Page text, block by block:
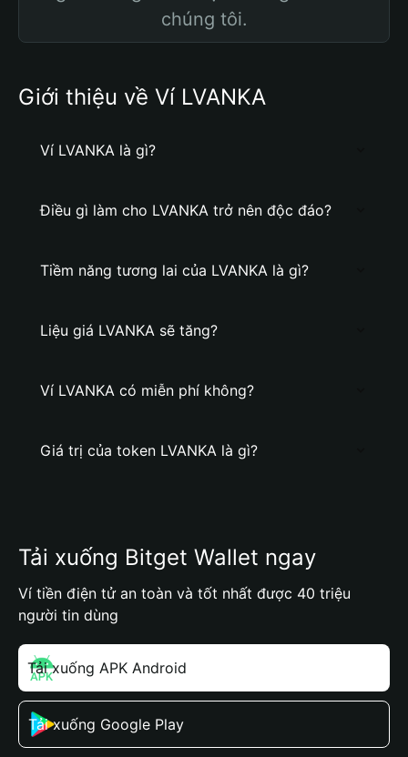
chúng tôi.
Giới thiệu về Ví LVANKA
Ví LVANKA là gì?
Điều gì làm cho LVANKA trở nên độc đáo?
Tiềm năng tương lai của LVANKA là gì?
Liệu giá LVANKA sẽ tăng?
Ví LVANKA có miễn phí không?
Giá trị của token LVANKA là gì?
Tải xuống Bitget Wallet ngay
Ví tiền điện tử an toàn và tốt nhất được 40 triệu
người tin dùng
Tải xuống APK Android
Tải xuống Google Play